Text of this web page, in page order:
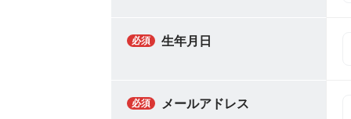
必須 生年月日
必須 メールアドレス